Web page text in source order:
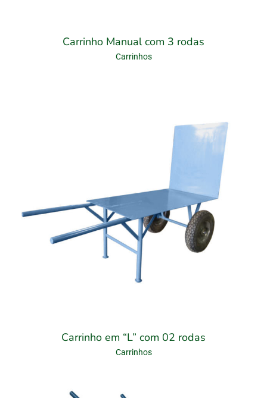
Carrinho Manual com 3 rodas
Carrinhos
Carrinho em “L” com 02 rodas
Carrinhos